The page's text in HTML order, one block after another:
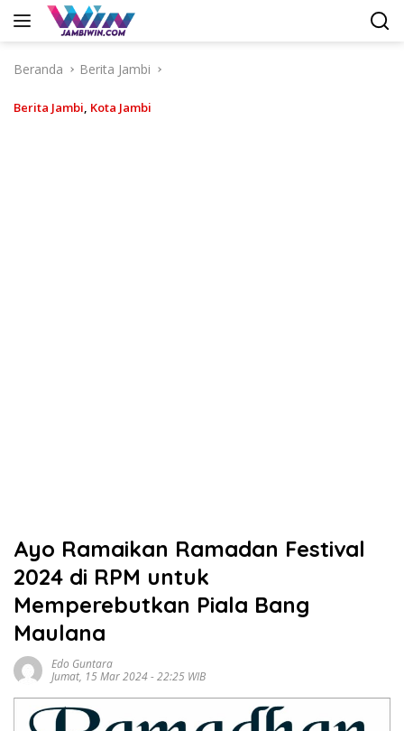
Langsung
Beranda
Berita Jambi
Berita Jambi, Kota Jambi
Ayo Ramaikan Ramadan Festival
2024 di RPM untuk
Memperebutkan Piala Bang
Maulana
Edo Guntara
Jumat, 15 Mar 2024 - 22:25 WIB